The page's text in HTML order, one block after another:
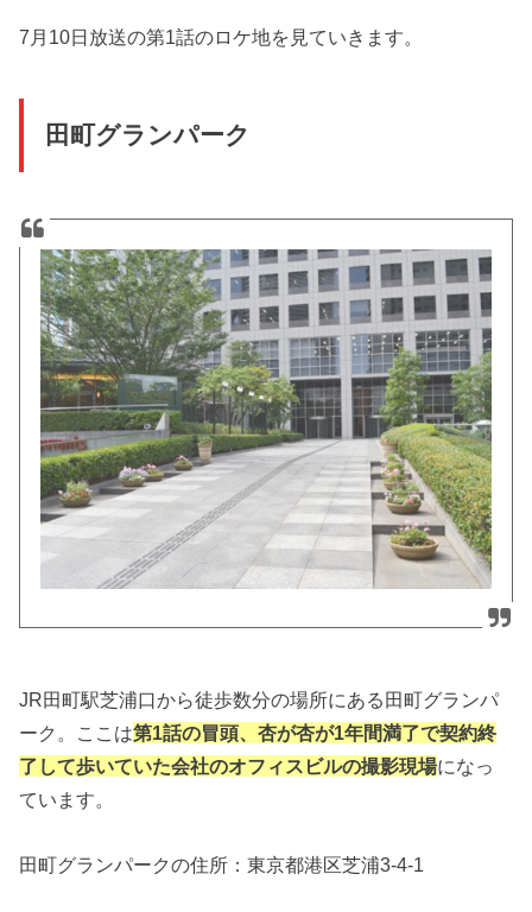
7月10日放送の第1話のロケ地を見ていきます。
田町グランパーク
JR田町駅芝浦口から徒歩数分の場所にある田町グランパ
ーク。ここは第1話の冒頭、杏が杏が1年間満了で契約終
了して歩いていた会社のオフィスビルの撮影現場になっ
ています。
田町グランパークの住所：東京都港区芝浦3-4-1